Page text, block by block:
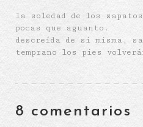
la soledad de los
pocas que aguanto.
descreída de sí misma,
temprano los pies
8 comentarios